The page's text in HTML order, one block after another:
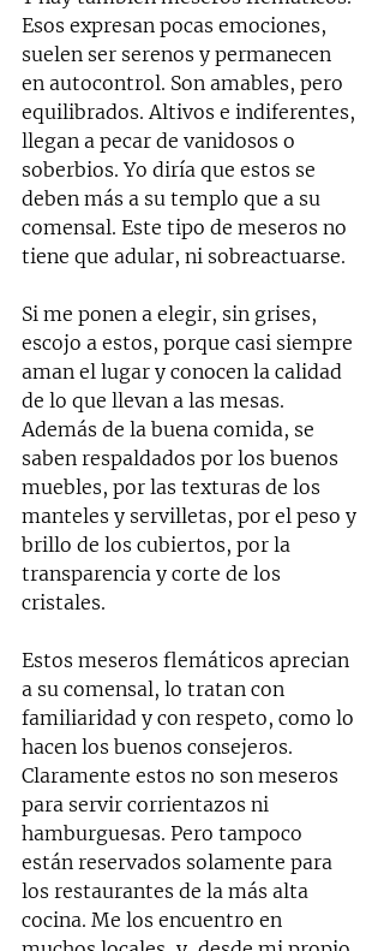
Esos expresan pocas emociones,
suelen ser serenos y permanecen
en autocontrol. Son amables, pero
equilibrados. Altivos e indiferentes,
llegan a pecar de vanidosos o
soberbios. Yo diría que estos se
deben más a su templo que a su
comensal. Este tipo de meseros no
tiene que adular, ni sobreactuarse.
Si me ponen a elegir, sin grises,
escojo a estos, porque casi siempre
aman el lugar y conocen la calidad
de lo que llevan a las mesas.
Además de la buena comida, se
saben respaldados por los buenos
muebles, por las texturas de los
manteles y servilletas, por el peso y
brillo de los cubiertos, por la
transparencia y corte de los
cristales.
Estos meseros flemáticos aprecian
a su comensal, lo tratan con
familiaridad y con respeto, como lo
hacen los buenos consejeros.
Claramente estos no son meseros
para servir corrientazos ni
hamburguesas. Pero tampoco
están reservados solamente para
los restaurantes de la más alta
cocina. Me los encuentro en